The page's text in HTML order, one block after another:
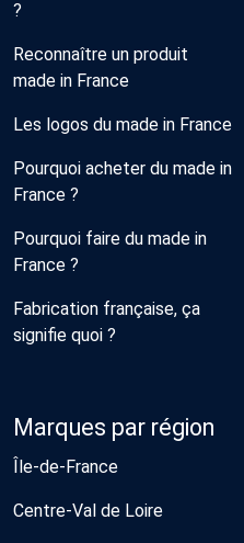
?
Reconnaître un produit
made in France
Les logos du made in France
Pourquoi acheter du made in
France ?
Pourquoi faire du made in
France ?
Fabrication française, ça
signifie quoi ?
Marques par région
Île-de-France
Centre-Val de Loire